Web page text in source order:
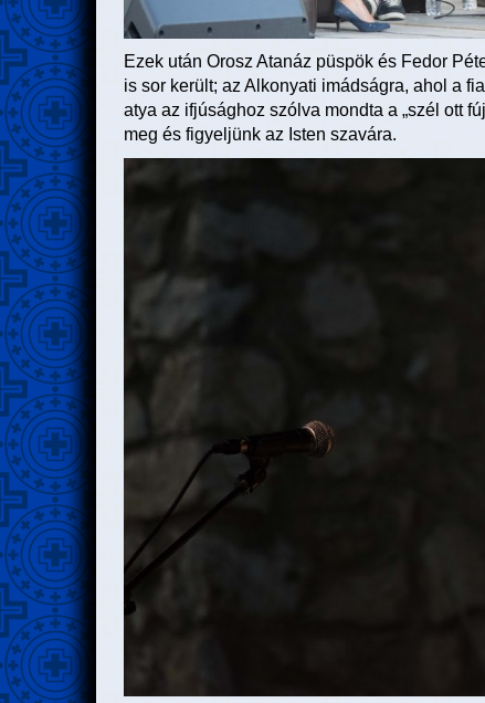
Ezek után Orosz Atanáz püspök és Fedor
is sor került; az Alkonyati imádságra, ahol a
atya az ifjúsághoz szólva mondta a „szél ott
meg és figyeljünk az Isten szavára.